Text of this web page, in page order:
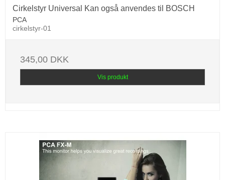
Cirkelstyr Universal Kan også anvendes til BOSCH
PCA
cirkelstyr-01
345,00 DKK
Vis produkt